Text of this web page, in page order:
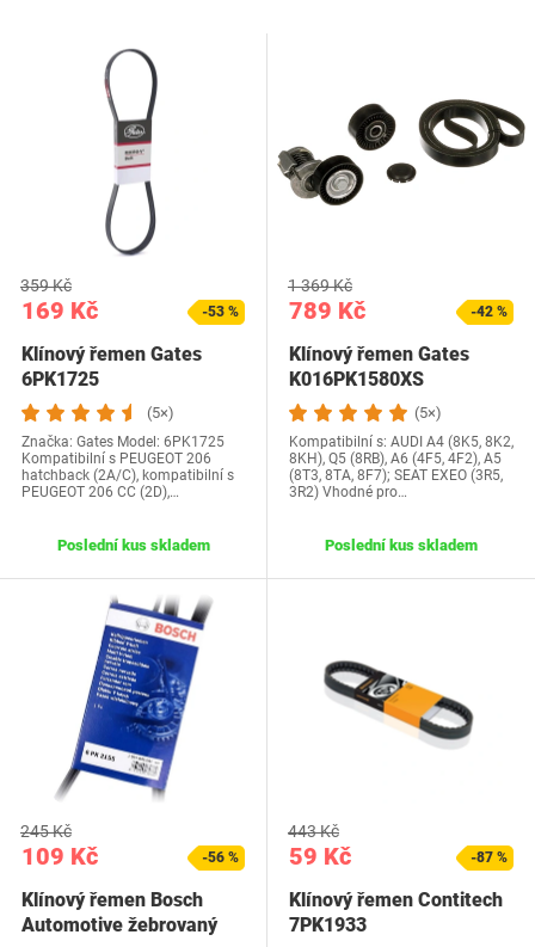
169 Kč
359 Kč
-53 %
Klínový řemen Gates
6PK1725
(5×)
Značka: Gates Model: 6PK1725
Kompatibilní s PEUGEOT 206
hatchback (2A/C), kompatibilní s
PEUGEOT 206 CC (2D),…
Poslední kus skladem
789 Kč
1 369 Kč
-42 %
Klínový řemen Gates
K016PK1580XS
(5×)
Kompatibilní s: AUDI A4 (8K5, 8K2,
8KH), Q5 (8RB), A6 (4F5, 4F2), A5
(8T3, 8TA, 8F7); SEAT EXEO (3R5,
3R2) Vhodné pro…
Poslední kus skladem
109 Kč
245 Kč
-56 %
Klínový řemen Bosch
Automotive žebrovaný
59 Kč
443 Kč
-87 %
Klínový řemen Contitech
7PK1933